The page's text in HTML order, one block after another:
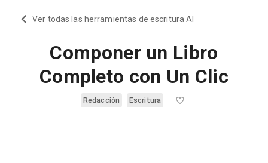
Ver todas las herramientas de escritura AI
Componer un Libro
Completo con Un Clic
Redacción Escritura